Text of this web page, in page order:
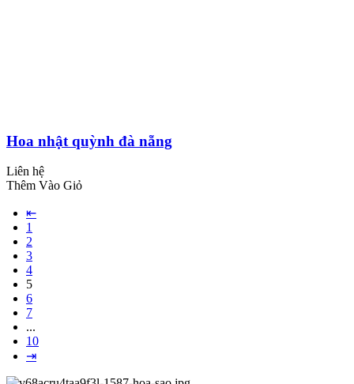
Hoa nhật quỳnh đà nẵng
Liên hệ
Thêm Vào Giỏ
⇤
1
2
3
4
5
6
7
...
10
⇥